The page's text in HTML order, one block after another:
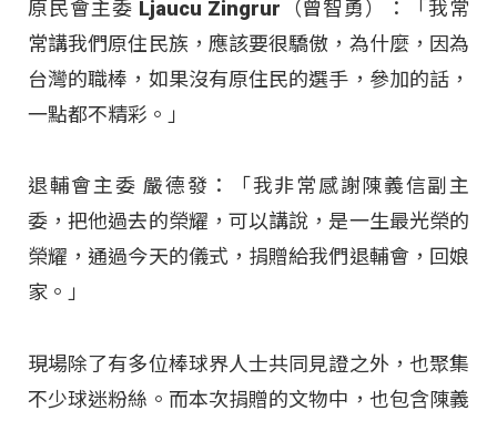
原民會主委 Ljaucu Zingrur（曾智勇）：「我常
常講我們原住民族，應該要很驕傲，為什麼，因為
台灣的職棒，如果沒有原住民的選手，參加的話，
一點都不精彩。」
退輔會主委 嚴德發：「我非常感謝陳義信副主
委，把他過去的榮耀，可以講說，是一生最光榮的
榮耀，通過今天的儀式，捐贈給我們退輔會，回娘
家。」
現場除了有多位棒球界人士共同見證之外，也聚集
不少球迷粉絲。而本次捐贈的文物中，也包含陳義